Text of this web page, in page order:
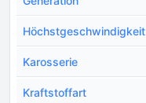
Höchstgeschwindigkeit
Karosserie
Kraftstoffart